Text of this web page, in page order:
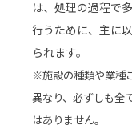
は、処理の過程で
行うために、主に
られます。
※施設の種類や業種
異なり、必ずしも全
はありません。